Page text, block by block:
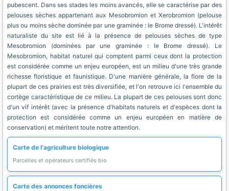
pubescent. Dans ses stades les moins avancés, elle se caractérise par des
pelouses sèches appartenant aux Mesobromion et Xerobromion (pelouse
plus ou moins sèche dominée par une graminée : le Brome dressé). L'intérêt
naturaliste du site est lié à la présence de pelouses sèches de type
Mesobromion (dominées par une graminée : le Brome dressé). Le
Mesobromion, habitat naturel qui comptent parmi ceux dont la protection
est considérée comme un enjeu européen, est un milieu d'une très grande
richesse floristique et faunistique. D'une manière générale, la flore de la
plupart de ces prairies est très diversifiée, et l'on retrouve ici l'ensemble du
cortège caractéristique de ce milieu. La plupart de ces pelouses sont donc
d'un vif intérêt (avec la présence d'habitats naturels et d'espèces dont la
protection est considérée comme un enjeu européen en matière de
conservation) et méritent toute notre attention.
Carte de l'agriculture biologique
Parcelles et opérateurs certifiés bio
Carte des annonces foncières